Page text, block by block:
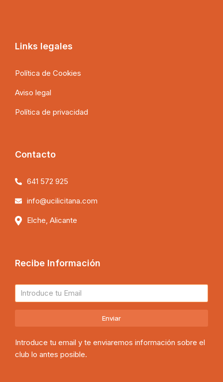
Links legales
Política de Cookies
Aviso legal
Política de privacidad
Contacto
641 572 925
info@ucilicitana.com
Elche, Alicante
Recibe Información
Enviar
Introduce tu email y te enviaremos información sobre el
club lo antes posible.